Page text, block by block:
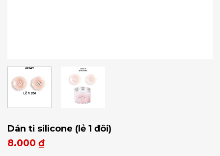
Dán ti silicone (lẻ 1 đôi)
8.000 ₫